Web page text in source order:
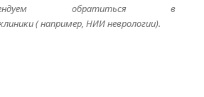
обратиться в
( например, НИИ неврологии).